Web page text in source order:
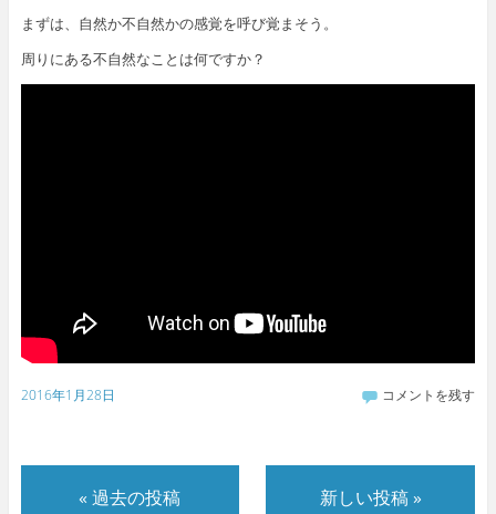
まずは、自然か不自然かの感覚を呼び覚まそう。
周りにある不自然なことは何ですか？
2016年1月28日 コメントを残す
« 過去の投稿 新しい投稿»